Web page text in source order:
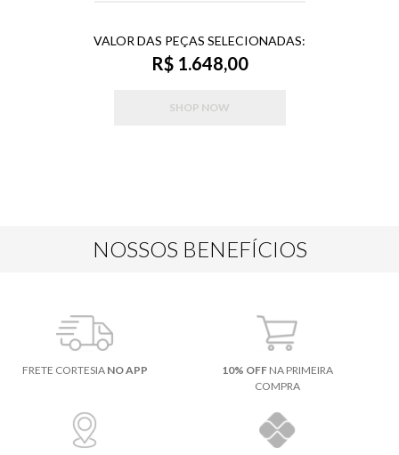
VALOR DAS PEÇAS SELECIONADAS:
R$ 1.648,00
SHOP NOW
NOSSOS BENEFÍCIOS
FRETE CORTESIA NO APP 10% OFFNA PRIMEIRA
COMPRA